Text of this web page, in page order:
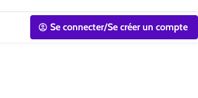
Se connecter/Se créer un compte